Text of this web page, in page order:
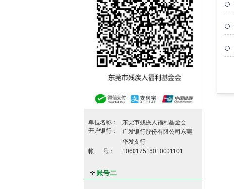
单位名称：
东莞市残疾人福利基金会
开户银行：
广发银行股份有限公司东莞
华发支行
帐 号：
106017516010001101
账号二